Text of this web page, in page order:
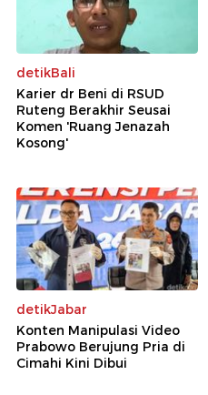
detikBali
Karier dr Beni di RSUD
Ruteng Berakhir Seusai
Komen 'Ruang Jenazah
Kosong'
detikJabar
Konten Manipulasi Video
Prabowo Berujung Pria di
Cimahi Kini Dibui